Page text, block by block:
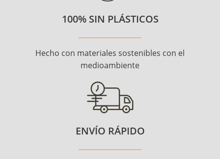
100% SIN PLÁSTICOS
Hecho con materiales sostenibles con el
medioambiente
ENVÍO RÁPIDO